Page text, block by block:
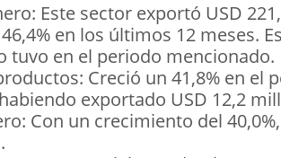
Este sector exportó USD
en los últimos 12 meses.
tuvo en el periodo mencionado.
Creció un 41,8% en el
exportado USD 12,2
Con un crecimiento del